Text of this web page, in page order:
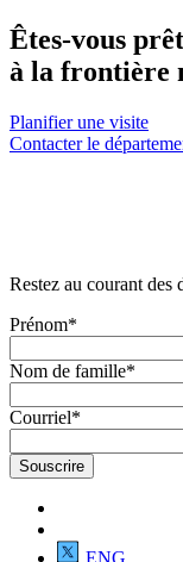
Êtes-vous
à la frontière
Planifier une visite
Contacter le
Restez au courant des
Prénom*
Nom de famille*
Courriel*
ENG